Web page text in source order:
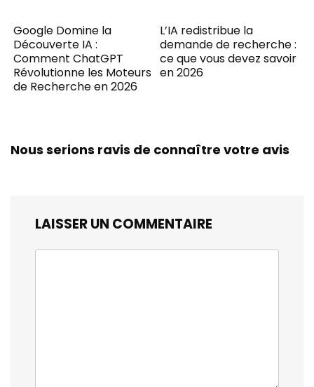
Google Domine la
Découverte IA :
Comment ChatGPT
Révolutionne les Moteurs
de Recherche en 2026
L’IA redistribue la
demande de recherche :
ce que vous devez savoir
en 2026
Nous serions ravis de connaître votre avis
LAISSER UN COMMENTAIRE